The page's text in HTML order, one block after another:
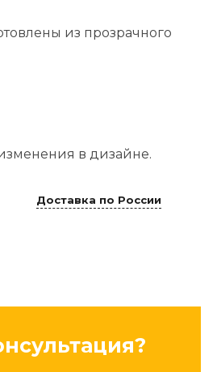
из прозрачного
в дизайне.
Доставка по России